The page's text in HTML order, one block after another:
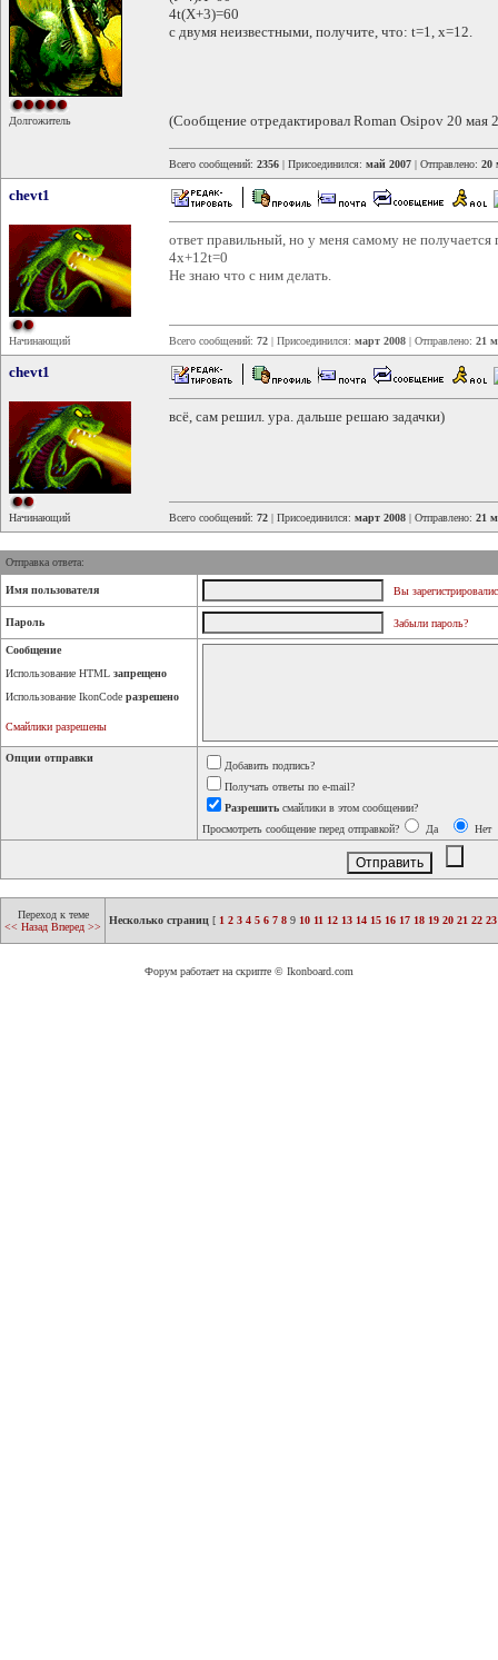
Долгожитель
4t(X+3)=60
с двумя неизвестными, получите, что: t=1, x=12.
(Сообщение отредактировал Roman Osipov 20 мая
Всего сообщений: 2356 | Присоединился: май 2007 | Отправлено: 20
chevt1
Начинающий
ответ правильный, но у меня самому не
4x+12t=0
Не знаю что с ним делать.
Всего сообщений: 72 | Присоединился: март 2008 | Отправлено: 21
chevt1
Начинающий
всё, сам решил. ура. дальше решаю задачки)
Всего сообщений: 72 | Присоединился: март 2008 | Отправлено: 21
Отправка ответа:
Имя пользователя Вы
Пароль Забыли пароль?
Сообщение
Использование HTML запрещено
Использование IkonCode разрешено
Смайлики разрешены
Опции отправки
Добавить подпись?
Получать ответы по e-mail?
Разрешить смайлики в этом сообщении?
Просмотреть сообщение перед отправкой?
Да Нет
Переход к теме
<< Назад Вперед >>
Несколько страниц [ 1 2 3 4 5 6 7 8 9 10 11 12 13 14 15 16 17 18 19 20 21 22 23
Форум работает на скрипте © Ikonboard.com